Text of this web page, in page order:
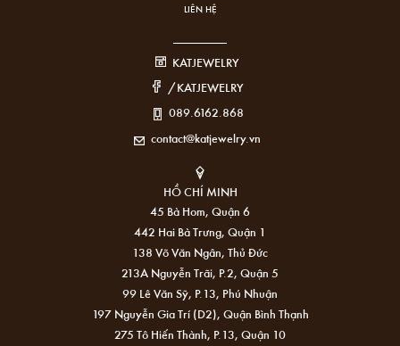
LIÊN HỆ
KATJEWELRY
/KATJEWELRY
089.6162.868
contact@katjewelry.vn
HỒ CHÍ MINH
45 Bà Hom, Quận 6
442 Hai Bà Trưng, Quận 1
138 Võ Văn Ngân, Thủ Đức
213A Nguyễn Trãi, P.2, Quận 5
99 Lê Văn Sỹ, P.13, Phú Nhuận
197 Nguyễn Gia Trí (D2), Quận Bình Thạnh
275 Tô Hiến Thành, P.13, Quận 10